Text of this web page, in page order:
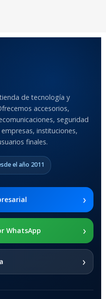
COLOR
Anti-Shock
MODELO DE TABLETS
COMPATIBLES
2021 SM-x200 / Samsung
Galaxy Tab A8 10.5 2021 SM-
x205
SOPORTE DE APOYO
de tecnología y
accesorios,
seguridad
instituciones,
finales.
el año 2011
›
WhatsApp ›
›